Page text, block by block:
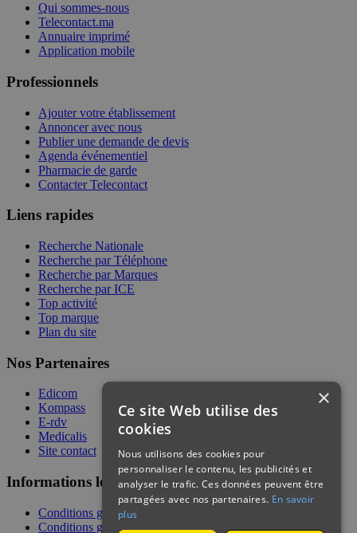
Qui sommes-nous
Telecontact.ma
Annuaire imprimé
Application mobile
Professionnels
Ajouter votre établissement
Annoncer avec nous
Publier une demande de devis
Agenda événementiel
Pharmacie de garde
Contacter Telecontact
Liens rapides
Recherche Nationale
Recherche par Téléphone
Recherche par Marques
Recherche par ICE
Top activité
Top marque
Plan du site
Nos Partenaires
Edicom
Kompass
E-rdv
Medicalis
Site contact
Informations légales
Conditions générales de services
Conditions générales de vente
×
Ce site Web utilise des
cookies
Nous utilisons des cookies pour
personnaliser le contenu, les publicités et
analyser le trafic. Ces données peuvent être
partagées avec nos partenaires. En savoir
plus